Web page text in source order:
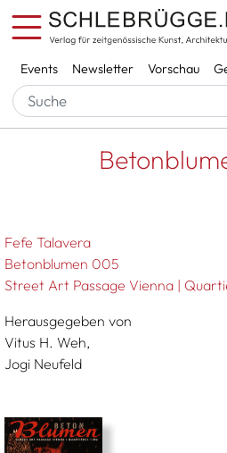
Direkt zum Inhalt
Services
Events Newsletter Vorschau
Startseite
Fefe Talavera
Betonblumen 005
Street Art Passage Vienna |
Herausgegeben von
Vitus H. Weh,
Jogi Neufeld